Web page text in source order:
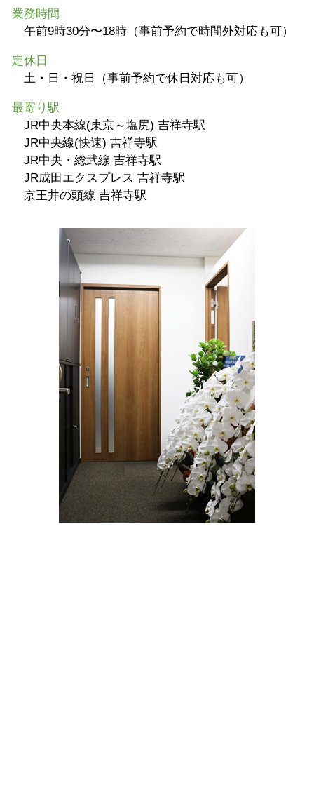
業務時間
午前9時30分〜18時（事前予約で時間外対応も可）
定休日
土・日・祝日（事前予約で休日対応も可）
最寄り駅
JR中央本線(東京～塩尻) 吉祥寺駅
JR中央線(快速) 吉祥寺駅
JR中央・総武線 吉祥寺駅
JR成田エクスプレス 吉祥寺駅
京王井の頭線 吉祥寺駅